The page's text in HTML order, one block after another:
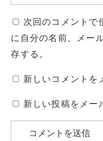
次回のコメントで
に自分の名前、メー
存する。
新しいコメントを
新しい投稿をメー